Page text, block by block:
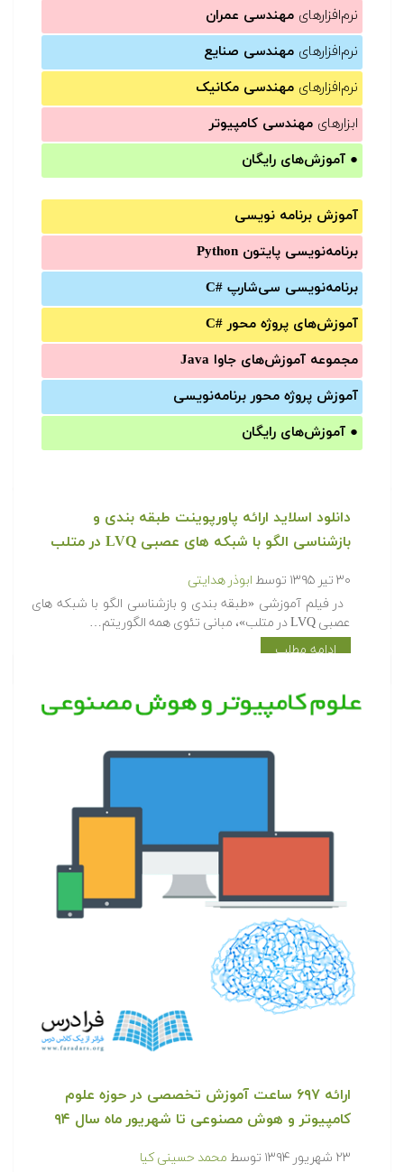
نرم‌افزارهای مهندسی عمران
نرم‌افزارهای مهندسی صنایع
نرم‌افزارهای مهندسی مکانیک
ابزارهای مهندسی کامپیوتر
● آموزش‌های رایگان
آموزش برنامه نویسی
برنامه‌نویسی پایتون Python
برنامه‌‌نویسی سی‌شارپ C#‎
آموزش‌های پروژه محور #C
مجموعه آموزش‌های جاوا Java
آموزش‌ پروژه محور برنامه‌نویسی
● آموزش‌های رایگان
دانلود اسلاید ارائه پاورپوینت طبقه بندی و
بازشناسی الگو با شبکه های عصبی LVQ در متلب
۳۰ تیر ۱۳۹۵ توسط ابوذر هدایتی
در فیلم آموزشی «طبقه بندی و بازشناسی الگو با شبکه های
عصبی LVQ در متلب»، مبانی تئوی همه الگوریتم…
ادامه مطلب
ارائه ۶۹۷ ساعت آموزش تخصصی در حوزه علوم
کامپیوتر و هوش مصنوعی تا شهریور ماه سال ۹۴
۲۳ شهریور ۱۳۹۴ توسط محمد حسینی کیا